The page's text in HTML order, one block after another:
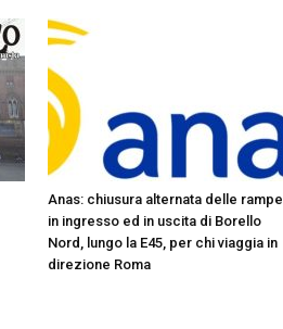
Anas: chiusura alternata delle rampe
in ingresso ed in uscita di Borello
Nord, lungo la E45, per chi viaggia in
direzione Roma